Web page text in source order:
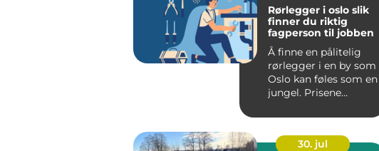
Rørlegger i oslo slik
finner du riktig
fagperson til jobben
Å finne en pålitelig
rørlegger i en by som
Oslo kan føles som en
jungel. Prisene
30. jul